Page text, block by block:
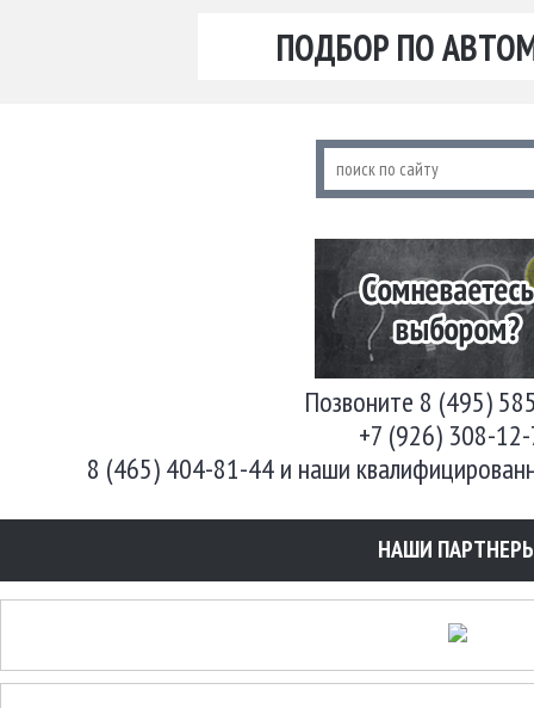
ПОДБОР ПО
Позвоните 8 (495)
+7 (926) 308-
8 (465) 404-81-44 и наши
НАШИ